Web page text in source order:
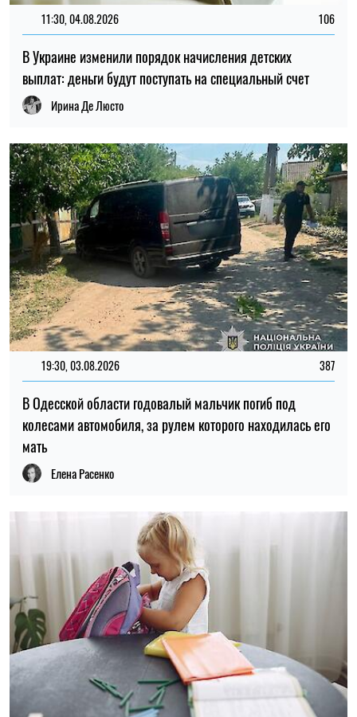
11:30, 04.08.2026 106
В Украине изменили порядок начисления детских
выплат: деньги будут поступать на специальный счет
Ирина Де Люсто
19:30, 03.08.2026 387
В Одесской области годовалый мальчик погиб под
колесами автомобиля, за рулем которого находилась его
мать
Елена Расенко